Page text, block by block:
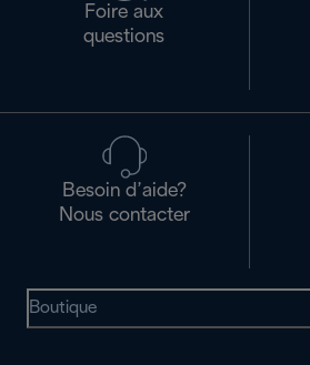
Foire aux
questions
Besoin d’aide?
Nous contacter
Boutique